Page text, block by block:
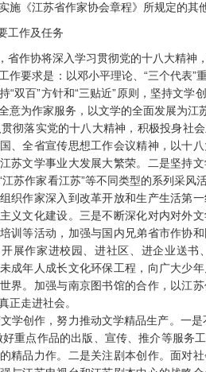
《江苏省作家协会章程》所规定的其他
工作及任务
协将深入学习贯彻党的十八大精神，
作要求是：以邓小平理论、“三个代表”
“双百”方针和“三贴近”原则，坚持文学
意为作家服务，以文学的全面发展为江
落实党的十八大精神，积极投身社会
、全省宣传思想工作会议精神，以十
苏文学事业大发展大繁荣。二是坚持
江苏作家看江苏”等不同类型的系列采风
织作家深入到改革开放和生产生活第
义文化建设。三是不断深化对内对外
训等活动，加强与国内兄弟省市作协
展作家进校园、进社区、进企业送书
成年人成长文化环保工程，向广大少
界。加强与南京图书馆的合作，以江
正走进社会。
作，努力推动文学精品生产。一是
好重点作品的出版、宣传、推介等服务
精品力作。二是关注剧本创作。面对